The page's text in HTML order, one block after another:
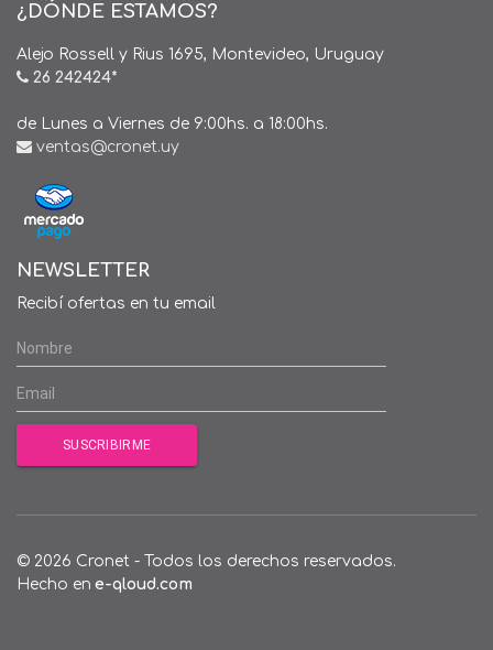
¿DÓNDE ESTAMOS?
Alejo Rossell y Rius 1695, Montevideo, Uruguay
26 242424*
de Lunes a Viernes de 9:00hs. a 18:00hs.
ventas@cronet.uy
NEWSLETTER
Recibí ofertas en tu email
© 2026 Cronet - Todos los derechos reservados.
Hecho en e-qloud.com